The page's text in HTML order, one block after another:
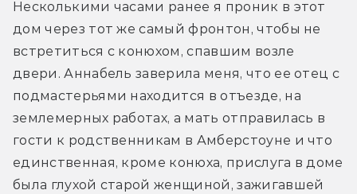
Несколькими часами ранее я проник в этот
дом через тот же самый фронтон, чтобы не
встретиться с конюхом, спавшим возле
двери. Аннабель заверила меня, что ее отец с
подмастерьями находится в отъезде, на
землемерных работах, а мать отправилась в
гости к родственникам в Амберстоуне и что
единственная, кроме конюха, прислуга в доме
была глухой старой женщиной, зажигавшей